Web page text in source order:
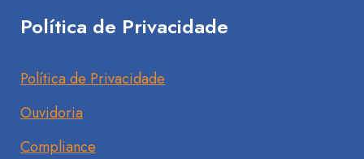
Política de Privacidade
Política de Privacidade
Ouvidoria
Compliance